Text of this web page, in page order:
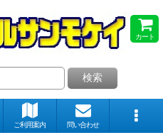
カート
検索
ご利用案内 問い合わせ